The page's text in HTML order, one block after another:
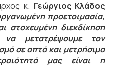
κ. Γεώργιος Κλάδος
προετοιμασία,
στοχευμένη διεκδίκηση
να μετατρέψουμε τον
σε απτά και μετρήσιμα
μας είναι η